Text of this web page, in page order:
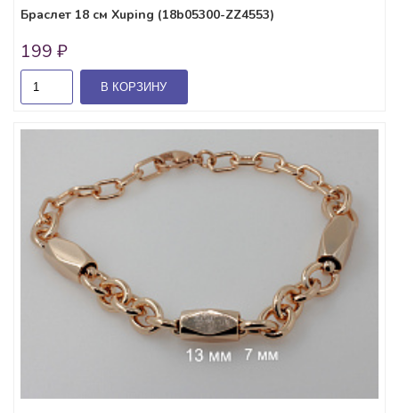
Браслет 18 см Xuping (18b05300-ZZ4553)
199 ₽
В КОРЗИНУ